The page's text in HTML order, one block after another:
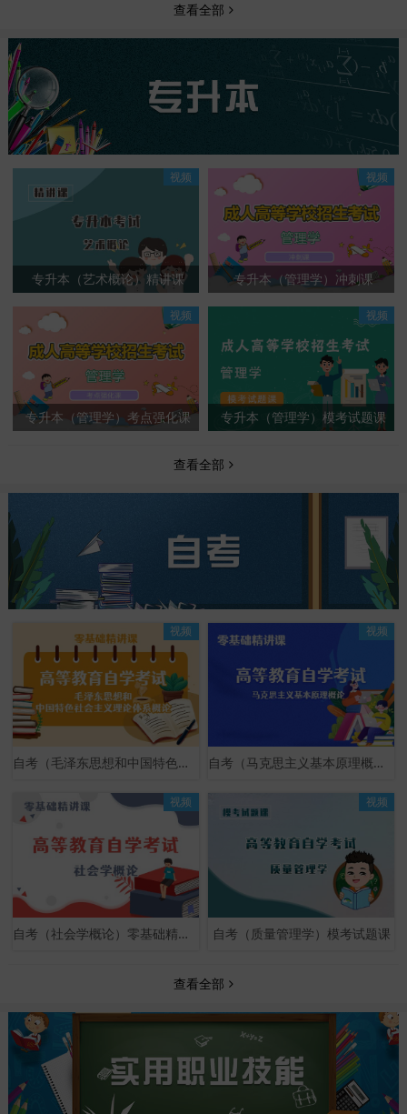
查看全部
专升本（艺术概论）精讲课
视频
专升本（管理学）冲刺课
视频
专升本（管理学）考点强化课
视频
专升本（管理学）模考试题课
视频
查看全部
自考（毛泽东思想和中国特色社会主义理论体系概论）零基础精讲课
视频
自考（马克思主义基本原理概论）零基础精讲课
视频
自考（社会学概论）零基础精讲课
视频
自考（质量管理学）模考试题课
视频
查看全部